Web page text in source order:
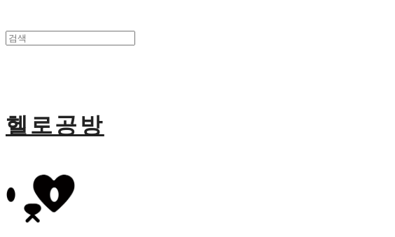
헬로공방